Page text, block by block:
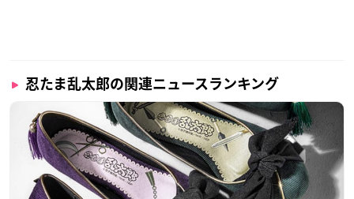
忍たま乱太郎の関連ニュースランキング